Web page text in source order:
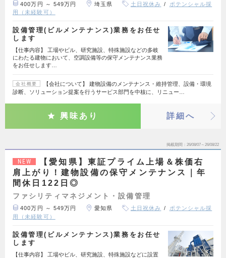
400万円 ～ 549万円 埼玉県 土日祝休み
ポテンシャル採
用（未経験可）
設備管理(ビルメンテナンス)業務をお任せ
します
【仕事内容】 工場やビル、研究施設、特殊施設などの多岐
にわたる建物において、空調設備等の保守メンテナンス業務
をお任せします…
会社概要
【会社について】 建物設備のメンテナンス・維持管理、設備・環境
診断、ソリューション提案を行うサービス部門を中核に、リニュー…
興味あり 詳細へ
掲載期間 26/08/07～26/08/22
NEW
【愛知県】東証プライム上場＆株価右
肩上がり！建物設備の保守メンテナンス｜年
間休日122日◎
ファシリティマネジメント・設備管理
400万円 ～ 549万円 愛知県 土日祝休み
ポテンシャル採
用（未経験可）
設備管理(ビルメンテナンス)業務をお任せ
します
【仕事内容】 工場やビル、研究施設、特殊施設などに設置